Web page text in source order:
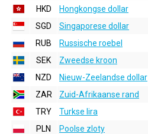
HKD
Hongkongse dollar
SGD
Singaporese dollar
RUB
Russische roebel
SEK
Zweedse kroon
NZD
Nieuw-Zeelandse dollar
ZAR
Zuid-Afrikaanse rand
TRY
Turkse lira
PLN
Poolse zloty